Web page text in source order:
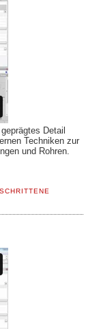
Detail
Techniken zur
und Rohren.